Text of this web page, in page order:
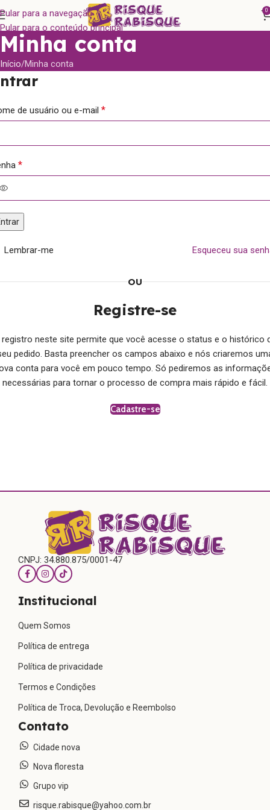
Pular para a navegação
Pular para o conteúdo principal
0
Minha conta
Início Minha conta
de usuário ou e-mail *
*
Esqueceu sua
Lembrar-me
OU
Registre-se
registro neste site permite que você acesse o status e o histórico
pedido. Basta preencher os campos abaixo e nós criaremos
conta para você em pouco tempo. Só pediremos as
necessárias para tornar o processo de compra mais rápido e fácil.
Cadastre-se
CNPJ: 34.880.875/0001-47
Institucional
Quem Somos
Política de entrega
Política de privacidade
Termos e Condições
Política de Troca, Devolução e Reembolso
Contato
Cidade nova
Nova floresta
Grupo vip
risque.rabisque@yahoo.com.br